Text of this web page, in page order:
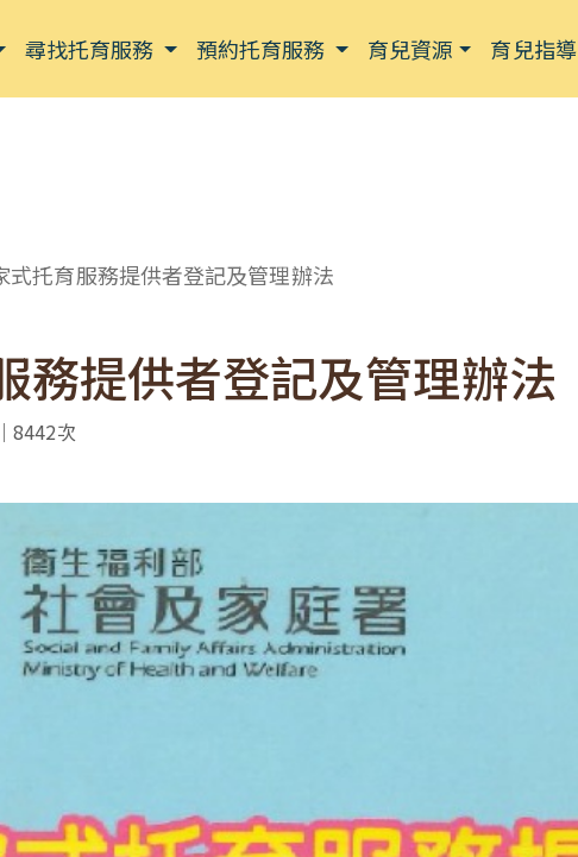
尋找托育服務 預約托育服務 育兒資源 育兒指導
式托育服務提供者登記及管理辦法
務提供者登記及管理辦法
8442次